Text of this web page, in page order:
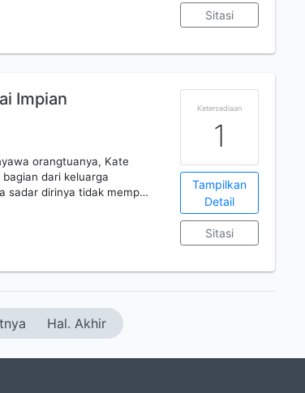
Sitasi
Impian
orangtuanya, Kate
dari keluarga
sadar dirinya tidak memp…
Ketersediaan
1
Tampilkan
Detail
Sitasi
Hal. Akhir